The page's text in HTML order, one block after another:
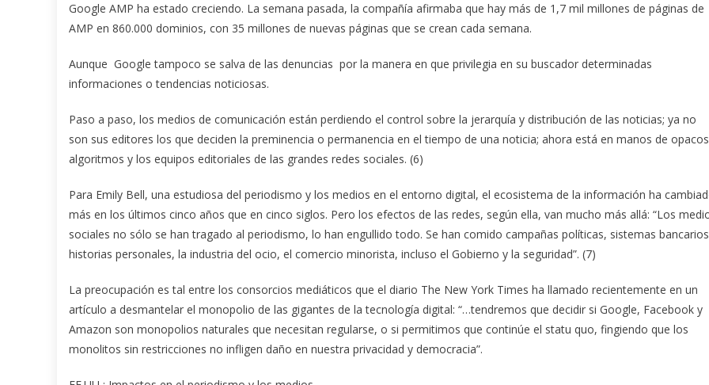
Google AMP ha estado creciendo. La semana pasada, la compañía afirmaba que hay más de 1,7 mil millones de páginas de
AMP en 860.000 dominios, con 35 millones de nuevas páginas que se crean cada semana.
Aunque Google tampoco se salva de las denuncias por la manera en que privilegia en su buscador determinadas
informaciones o tendencias noticiosas.
Paso a paso, los medios de comunicación están perdiendo el control sobre la jerarquía y distribución de las noticias; ya no
son sus editores los que deciden la preminencia o permanencia en el tiempo de una noticia; ahora está en manos de opacos
algoritmos y los equipos editoriales de las grandes redes sociales. (6)
Para Emily Bell, una estudiosa del periodismo y los medios en el entorno digital, el ecosistema de la información ha
más en los últimos cinco años que en cinco siglos. Pero los efectos de las redes, según ella, van mucho más allá: “Los
sociales no sólo se han tragado al periodismo, lo han engullido todo. Se han comido campañas políticas, sistemas
historias personales, la industria del ocio, el comercio minorista, incluso el Gobierno y la seguridad”. (7)
La preocupación es tal entre los consorcios mediáticos que el diario The New York Times ha llamado recientemente en un
artículo a desmantelar el monopolio de las gigantes de la tecnología digital: “…tendremos que decidir si Google, Facebook y
Amazon son monopolios naturales que necesitan regularse, o si permitimos que continúe el statu quo, fingiendo que los
monolitos sin restricciones no infligen daño en nuestra privacidad y democracia”.